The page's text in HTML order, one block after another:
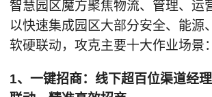
智慧园区魔方聚焦物流、管理、运
以快速集成园区大部分安全、能源
软硬联动，攻克主要十大作业场景：
1、一键招商：线下超百位渠道经